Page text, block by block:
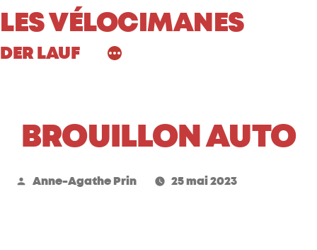
Aller
LES VÉLOCIMANES
DER LAUF
BROUILLON AUTO
Publié
Anne-Agathe Prin 25 mai 2023